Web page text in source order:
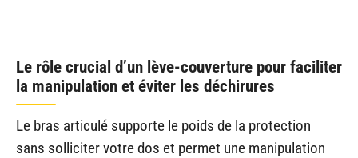
Le rôle crucial d’un lève-couverture pour faciliter
la manipulation et éviter les déchirures
Le bras articulé supporte le poids de la protection
sans solliciter votre dos et permet une manipulation